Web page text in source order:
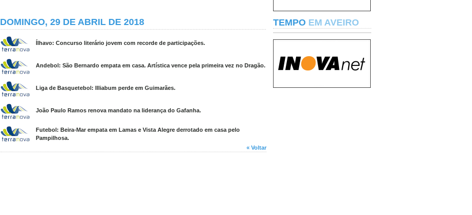
DOMINGO, 29 DE ABRIL DE 2018
Ílhavo: Concurso literário jovem com recorde de participações.
Andebol: São Bernardo empata em casa. Artística vence pela primeira vez no Dragão.
Liga de Basquetebol: Illiabum perde em Guimarães.
João Paulo Ramos renova mandato na liderança do Gafanha.
Futebol: Beira-Mar empata em Lamas e Vista Alegre derrotado em casa pelo
Pampilhosa.
« Voltar
TEMPO EM AVEIRO